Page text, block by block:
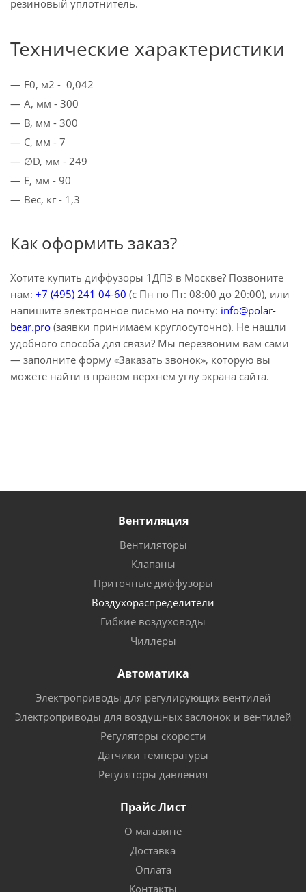
резиновый уплотнитель.
Технические характеристики
F0, м2 - 0,042
A, мм - 300
B, мм - 300
C, мм - 7
∅D, мм - 249
E, мм - 90
Вес, кг - 1,3
Как оформить заказ?
Хотите купить диффузоры 1ДПЗ в Москве? Позвоните
нам: +7 (495) 241 04-60 (с Пн по Пт: 08:00 до 20:00), или
напишите электронное письмо на почту: info@polar-
bear.pro (заявки принимаем круглосуточно). Не нашли
удобного способа для связи? Мы перезвоним вам сами
— заполните форму «Заказать звонок», которую вы
можете найти в правом верхнем углу экрана сайта.
Вентиляция
Вентиляторы
Клапаны
Приточные диффузоры
Воздухораспределители
Гибкие воздуховоды
Чиллеры
Автоматика
Электроприводы для регулирующих вентилей
Электроприводы для воздушных заслонок и вентилей
Регуляторы скорости
Датчики температуры
Регуляторы давления
Прайс Лист
О магазине
Доставка
Оплата
Контакты